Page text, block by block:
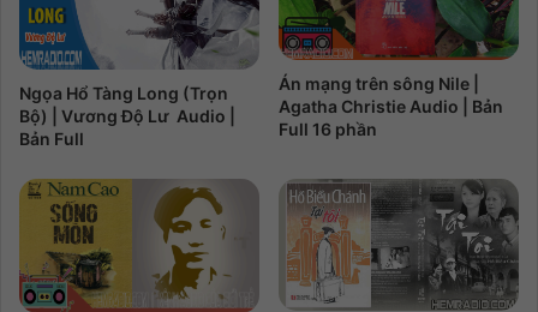
Ngọa Hổ Tàng Long (Trọn
Bộ) | Vương Độ Lư Audio |
Bản Full
Án mạng trên sông Nile |
Agatha Christie Audio | Bản
Full 16 phần